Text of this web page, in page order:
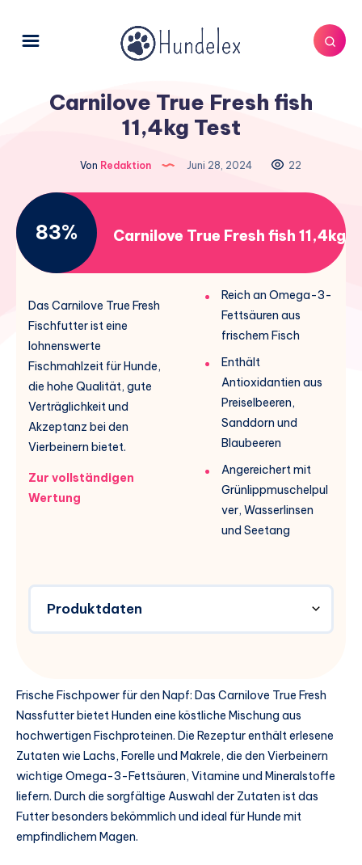
Carnilove True Fresh fish
11,4kg Test
Von Redaktion Juni 28, 2024 22
83% Carnilove True Fresh fish 11,4kg
Das Carnilove True Fresh
Fischfutter ist eine
lohnenswerte
Fischmahlzeit für Hunde,
die hohe Qualität, gute
Verträglichkeit und
Akzeptanz bei den
Vierbeinern bietet.
Zur vollständigen
Wertung
Reich an Omega-3-
Fettsäuren aus
frischem Fisch
Enthält
Antioxidantien aus
Preiselbeeren,
Sanddorn und
Blaubeeren
Angereichert mit
Grünlippmuschelpul
ver, Wasserlinsen
und Seetang
Produktdaten
Frische Fischpower für den Napf: Das Carnilove True Fresh
Nassfutter bietet Hunden eine köstliche Mischung aus
hochwertigen Fischproteinen. Die Rezeptur enthält erlesene
Zutaten wie Lachs, Forelle und Makrele, die den Vierbeinern
wichtige Omega-3-Fettsäuren, Vitamine und Mineralstoffe
liefern. Durch die sorgfältige Auswahl der Zutaten ist das
Futter besonders bekömmlich und ideal für Hunde mit
empfindlichem Magen.